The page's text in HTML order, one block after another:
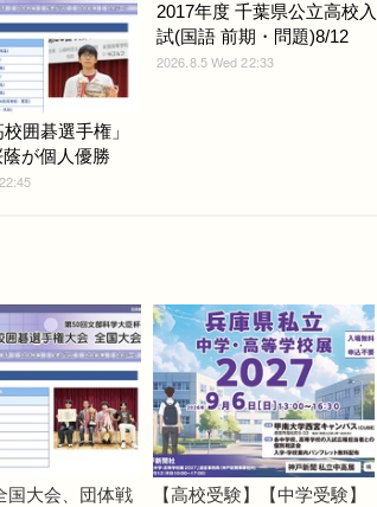
囲碁選手権」
が個人優勝
2017年度 千葉県公立高校入
試(国語 前期・問題)8/12
2026.8.5 Wed 22:33
国大会、団体戦
【高校受験】【中学受験】